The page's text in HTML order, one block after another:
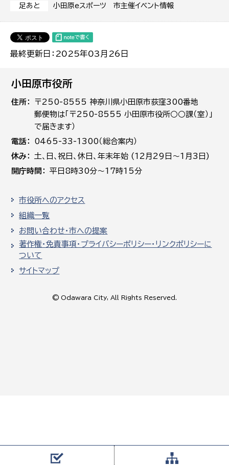
足あと 小田原eスポーツ 市主催イベント情報
最終更新日：2025年03月26日
小田原市役所
住所
〒250-8555 神奈川県小田原市荻窪300番地
郵便物は「〒250-8555 小田原市役所○○課（室）」
で届きます）
電話
0465-33-1300（総合案内）
休み
土､日､祝日、休日、年末年始 (12月29日～1月3日)
開庁時間
平日8時30分～17時15分
市役所へのアクセス
組織一覧
お問い合わせ・市への提案
著作権・免責事項・プライバシーポリシー・リンクポリシーに
ついて
サイトマップ
© Odawara City, All Rights Reserved.